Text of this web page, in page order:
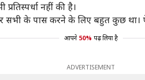
नहीं की है।
के पास करने के लिए बहुत कुछ था।
आपने 50% पढ़ लिया है
ADVERTISEMENT